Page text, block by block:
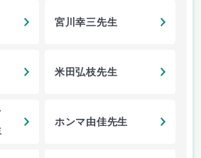
宮川幸三先生
米田弘枝先生
ホンマ由佳先生